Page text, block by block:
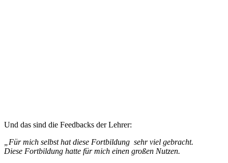
Und das sind die Feedbacks der Lehrer:
„Für mich selbst hat diese Fortbildung sehr viel gebracht.
Diese Fortbildung hatte für mich einen großen Nutzen.